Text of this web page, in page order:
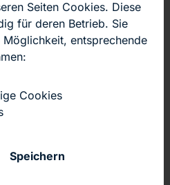
findet einmal
um 8 Uhr
sind
zugeschaltet.
Seiten Cookies. Diese
für deren Betrieb. Sie
entsprechende
Cookies
Speichern